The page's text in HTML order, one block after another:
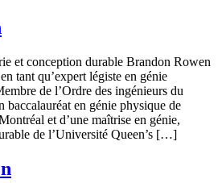
et conception durable Brandon Rowen
tant qu’expert légiste en génie
de l’Ordre des ingénieurs du
baccalauréat en génie physique de
et d’une maîtrise en génie,
de l’Université Queen’s […]